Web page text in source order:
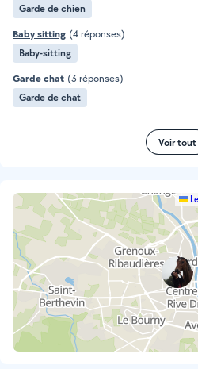
Garde de chien
Baby sitting (4 réponses)
Baby-sitting
Garde chat (3 réponses)
Garde de chat
Voir tout